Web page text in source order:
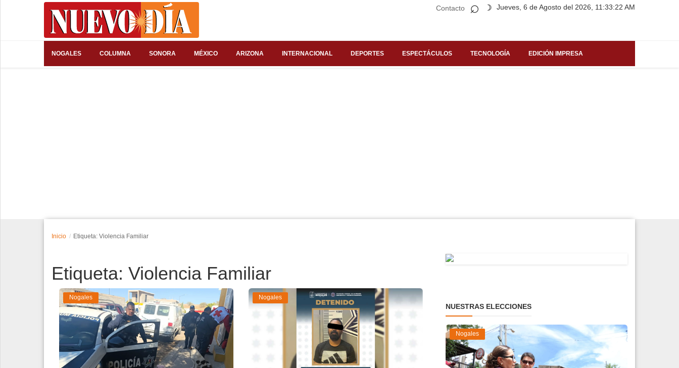
Contacto Jueves, 6 de Agosto del 2026, 11:33:22 AM
⌕ ☽
NOGALES COLUMNA SONORA MÉXICO ARIZONA INTERNACIONAL DEPORTES ESPECTÁCULOS TECNOLOGÍA EDICIÓN IMPRESA
Edición Impresa
Inicio Etiqueta: Violencia Familiar
Etiqueta: Violencia Familiar
Nogales Nogales
NUESTRAS ELECCIONES
Nogales